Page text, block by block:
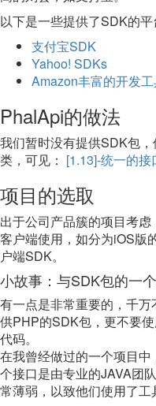
以下是一些提供了SDK的平
支付宝SDK
Yahoo! SDKs
Amazon丰富的开发
PhalApi的做法
我们暂时没有提供SDK包
类，可见： [1.13]-统一的
项目的选取
出于公司产品簇的项目考
客户端使用，如分为iOS版
户端SDK。
小故事：与SDK包的一
有一点是非常重要的，千
供PHP的SDK包，更不要
代码。
在我曾经做过的一个项目
个接口是由专业的JAVA团
常薄弱，以致他们使用了工